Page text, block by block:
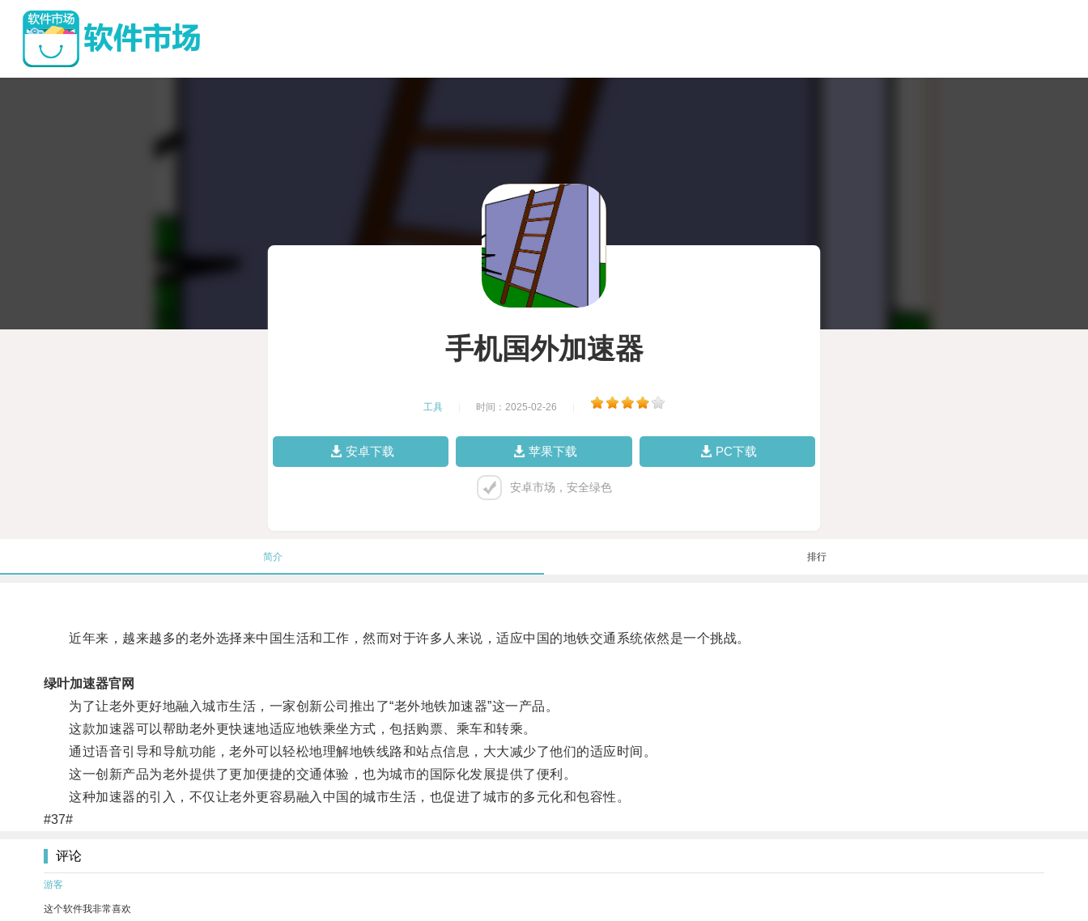
手机国外加速器
工具 时间：2025-02-26
安卓下载 苹果下载 PC下载
安卓市场，安全绿色
简介 排行
近年来，越来越多的老外选择来中国生活和工作，然而对于许多人来说，适应中国的地铁交通系统依然是一个挑战。
绿叶加速器官网
为了让老外更好地融入城市生活，一家创新公司推出了“老外地铁加速器”这一产品。
这款加速器可以帮助老外更快速地适应地铁乘坐方式，包括购票、乘车和转乘。
通过语音引导和导航功能，老外可以轻松地理解地铁线路和站点信息，大大减少了他们的适应时间。
这一创新产品为老外提供了更加便捷的交通体验，也为城市的国际化发展提供了便利。
这种加速器的引入，不仅让老外更容易融入中国的城市生活，也促进了城市的多元化和包容性。
#37#
评论
游客
这个软件我非常喜欢